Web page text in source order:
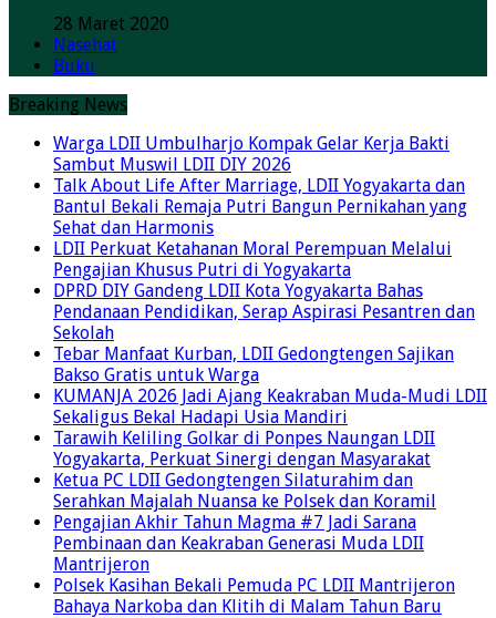
28 Maret 2020
Nasehat
Buku
Breaking News
Warga LDII Umbulharjo Kompak Gelar Kerja Bakti
Sambut Muswil LDII DIY 2026
Talk About Life After Marriage, LDII Yogyakarta dan
Bantul Bekali Remaja Putri Bangun Pernikahan yang
Sehat dan Harmonis
LDII Perkuat Ketahanan Moral Perempuan Melalui
Pengajian Khusus Putri di Yogyakarta
DPRD DIY Gandeng LDII Kota Yogyakarta Bahas
Pendanaan Pendidikan, Serap Aspirasi Pesantren dan
Sekolah
Tebar Manfaat Kurban, LDII Gedongtengen Sajikan
Bakso Gratis untuk Warga
KUMANJA 2026 Jadi Ajang Keakraban Muda-Mudi LDII
Sekaligus Bekal Hadapi Usia Mandiri
Tarawih Keliling Golkar di Ponpes Naungan LDII
Yogyakarta, Perkuat Sinergi dengan Masyarakat
Ketua PC LDII Gedongtengen Silaturahim dan
Serahkan Majalah Nuansa ke Polsek dan Koramil
Pengajian Akhir Tahun Magma #7 Jadi Sarana
Pembinaan dan Keakraban Generasi Muda LDII
Mantrijeron
Polsek Kasihan Bekali Pemuda PC LDII Mantrijeron
Bahaya Narkoba dan Klitih di Malam Tahun Baru